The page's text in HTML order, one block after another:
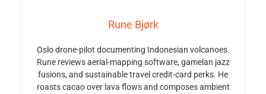
Rune Bjørk
Oslo drone-pilot documenting Indonesian volcanoes.
Rune reviews aerial-mapping software, gamelan jazz
fusions, and sustainable travel credit-card perks. He
roasts cacao over lava flows and composes ambient